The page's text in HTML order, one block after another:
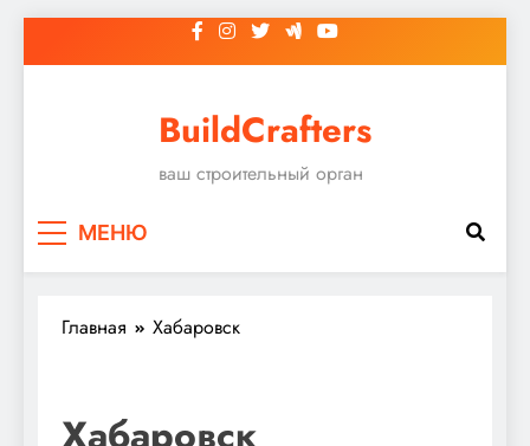
к
BuildCrafters
ваш строительный орган
МЕНЮ
Главная Хабаровск